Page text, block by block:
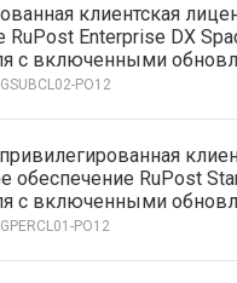
клиентская
RuPost Enterprise DX
с включенными
PO12
обеспечение RuPost
с включенными
PO12